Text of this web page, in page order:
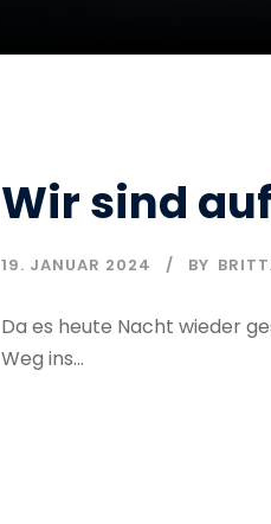
Wir sind
19. JANUAR 2024 BY
Da es heute Nacht wieder
Weg ins...